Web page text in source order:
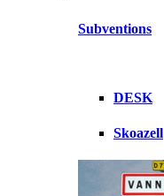
Subventions
DESK
Skoazell